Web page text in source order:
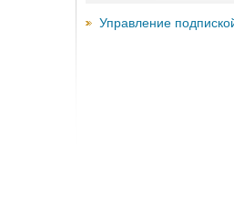
Управление